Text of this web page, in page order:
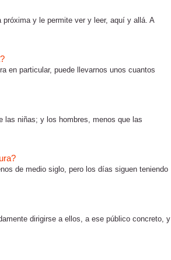
y le permite ver y leer, aquí y allá. A
en particular, puede llevarnos unos cuantos
las niñas; y los hombres, menos que las
de medio siglo, pero los días siguen teniendo
dirigirse a ellos, a ese público concreto, y